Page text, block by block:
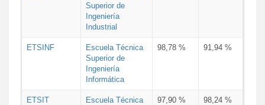
Superior de
Ingeniería
Industrial
ETSINF
Escuela Técnica
Superior de
Ingeniería
Informática
98,78 % 91,94 %
ETSIT
Escuela Técnica
97,90 % 98,24 %